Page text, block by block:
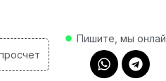
Пишите, мы